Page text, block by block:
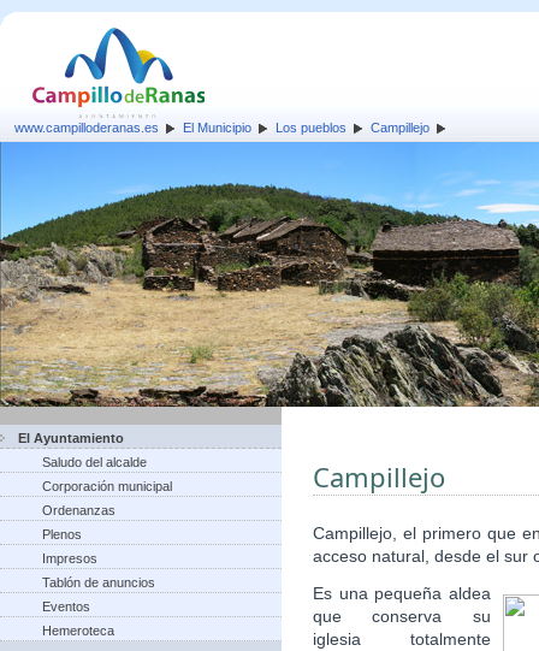
www.campilloderanas.es El Municipio Los pueblos Campillejo
El Ayuntamiento
Saludo del alcalde
Corporación municipal
Ordenanzas
Plenos
Impresos
Tablón de anuncios
Eventos
Hemeroteca
Campillejo
Campillejo, el primero que
acceso natural, desde el sur
Es una pequeña aldea
que conserva su
iglesia totalmente